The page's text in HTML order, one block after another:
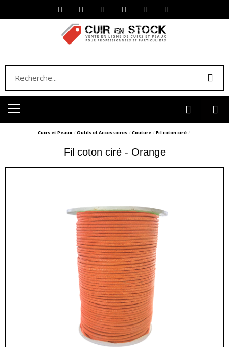
Cuirs et Peaux Outils et Accessoires Couture Fil coton ciré
Fil coton ciré - Orange